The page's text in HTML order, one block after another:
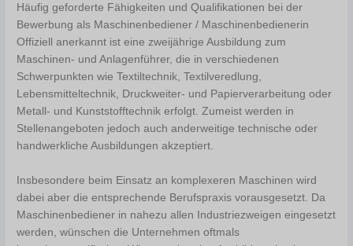
Häufig geforderte Fähigkeiten und Qualifikationen bei der
Bewerbung als Maschinenbediener / Maschinenbedienerin
Offiziell anerkannt ist eine zweijährige Ausbildung zum
Maschinen- und Anlagenführer, die in verschiedenen
Schwerpunkten wie Textiltechnik, Textilveredlung,
Lebensmitteltechnik, Druckweiter- und Papierverarbeitung oder
Metall- und Kunststofftechnik erfolgt. Zumeist werden in
Stellenangeboten jedoch auch anderweitige technische oder
handwerkliche Ausbildungen akzeptiert.
Insbesondere beim Einsatz an komplexeren Maschinen wird
dabei aber die entsprechende Berufspraxis vorausgesetzt. Da
Maschinenbediener in nahezu allen Industriezweigen eingesetzt
werden, wünschen die Unternehmen oftmals